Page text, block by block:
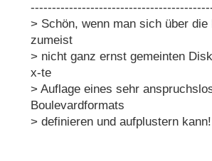
> Schön, wenn man sich über die
zumeist
> nicht ganz ernst gemeinten
x-te
> Auflage eines sehr
Boulevardformats
> definieren und aufplustern kann!